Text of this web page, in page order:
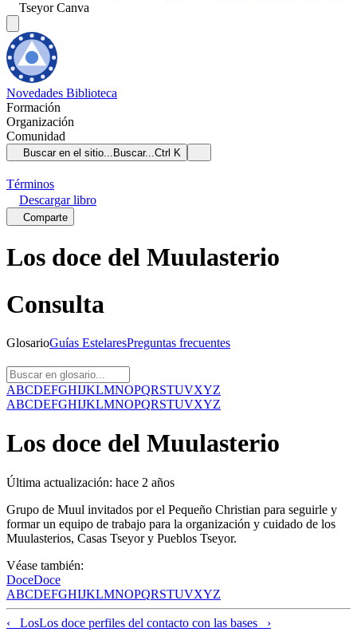
Tseyor Canva
Novedades Biblioteca
Formación
Organización
Comunidad
Buscar en el sitio... Buscar...Ctrl K
Términos
Descargarlibro
Comparte
Los doce del Muulasterio
Consulta
GlosarioGuías EstelaresPreguntas frecuentes
ABCDEFGHIJKLMNOPQRSTUVXYZ
ABCDEFGHIJKLMNOPQRSTUVXYZ
Los doce del Muulasterio
Última actualización: hace 2 años
Grupo de Muul invitados por el Pequeño Christian para seguirle y
formar un equipo de trabajo para la organización y cuidado de los
Muulasterios, Casas Tseyor y Pueblos Tseyor.
Véase también:
DoceDoce
ABCDEFGHIJKLMNOPQRSTUVXYZ
‹ LosLos doce perfiles del contacto con las bases ›